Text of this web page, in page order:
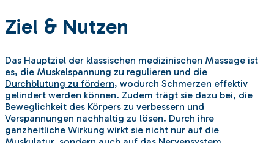
Ziel & Nutzen
Das Hauptziel der klassischen medizinischen Massage ist
es, die Muskelspannung zu regulieren und die
Durchblutung zu fördern, wodurch Schmerzen effektiv
gelindert werden können. Zudem trägt sie dazu bei, die
Beweglichkeit des Körpers zu verbessern und
Verspannungen nachhaltig zu lösen. Durch ihre
ganzheitliche Wirkung wirkt sie nicht nur auf die